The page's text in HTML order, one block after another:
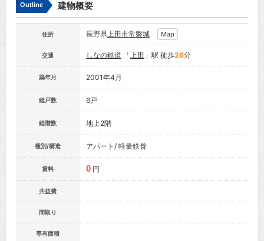
Outline 建物概要
住所 長野県上田市常磐城 Map
交通 しなの鉄道 「上田 」駅 徒歩26分
築年月 2001年4月
総戸数 6戸
総階数 地上2階
種別/構造 アパート/ 軽量鉄骨
賃料 0 円
共益費
間取り
専有面積